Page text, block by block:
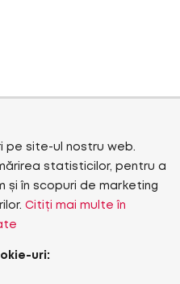
pe site-ul nostru web.
statisticilor, pentru a
și în scopuri de marketing
Citiți mai multe în
uri: